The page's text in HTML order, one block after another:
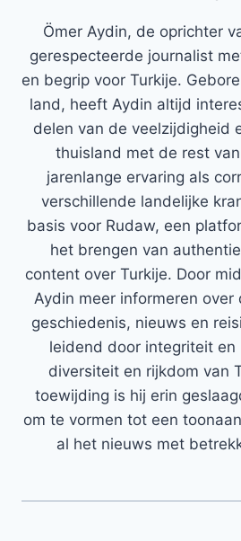
Ömer Aydin, de oprichter
gerespecteerde journalist
en begrip voor Turkije.
land, heeft Aydin altijd
delen van de veelzijdigheid
thuisland met de rest
jarenlange ervaring als
verschillende landelijke
basis voor Rudaw, een
het brengen van
content over Turkije. Door
Aydin meer informeren over
geschiedenis, nieuws en
leidend door integriteit en
diversiteit en rijkdom van
toewijding is hij erin
om te vormen tot een
al het nieuws met